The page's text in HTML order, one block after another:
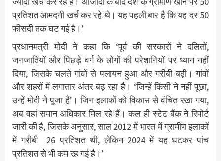
प्रतिशत आमदनी खर्च कर रहे थे। यह पहली बार है कि यह दर 50
फीसदी तक घट गई है।’
प्रधानमंत्री मोदी ने कहा कि ‘पूर्व की सरकारों ने दलितों,
जनजातियों और पिछड़े वर्ग के लोगों की परेशानियों पर ध्यान नहीं
दिया, जिसके चलते गांवों से पलायन हुआ और गरीबी बढ़ी। गांवों
और शहरों में लगातार अंतर बढ़ रहा है। ‘जिन्हें किसी ने नहीं पूछा,
उन्हें मोदी ने पूजा है’। जिन इलाकों को विकास से वंचित रखा गया,
अब वहां समान अधिकार मिल रहे हैं। कल ही स्टेट बैंक ने रिपोर्ट
जारी की है, जिसके अनुसार, साल 2012 में भारत में ग्रामीण इलाकों
में गरीबी 26 प्रतिशत थी, लेकिन 2024 में यह घटकर पांच
प्रतिशत से भी कम रह गई है।’